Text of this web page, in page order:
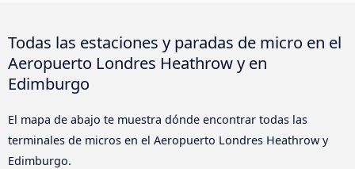
Todas las estaciones y paradas de micro en el
Aeropuerto Londres Heathrow y en
Edimburgo
El mapa de abajo te muestra dónde encontrar todas las
terminales de micros en el Aeropuerto Londres Heathrow y
Edimburgo.